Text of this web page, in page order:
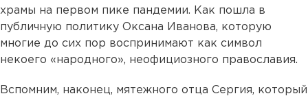
храмы на первом пике пандемии. Как пошла в
публичную политику Оксана Иванова, которую
многие до сих пор воспринимают как символ
некоего «народного», неофициозного православия.
Вспомним, наконец, мятежного отца Сергия, который